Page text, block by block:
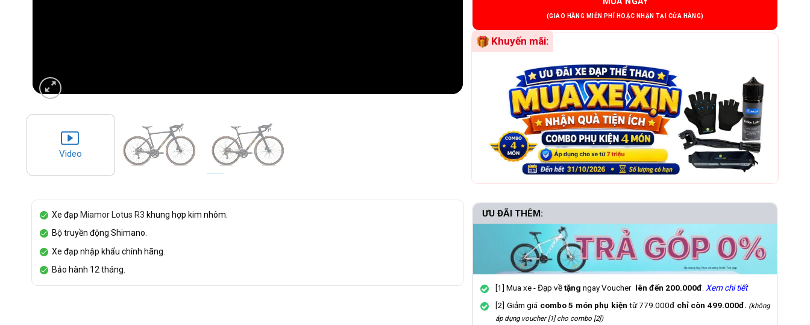
Video
Xe đạp Miamor Lotus R3 khung hợp kim nhôm.
Bộ truyền động Shimano.
Xe đạp nhập khẩu chính hãng.
Bảo hành 12 tháng.
Khuyến mãi:
ƯU ĐÃI THÊM:
[1] Mua xe - Đạp vềtặngngay Voucher lên đến 200.000đ Xem chi tiết
[2] Giảm giá combo 5 món phụ kiện từ 779.000đ chỉ còn 499.000đ. (không
áp dụng voucher [1] cho combo [2])